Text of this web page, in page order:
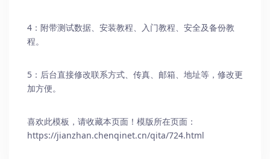
4：附带测试数据、安装教程、入门教程、安全及备份教
程。
5：后台直接修改联系方式、传真、邮箱、地址等，修改更
加方便。
喜欢此模板，请收藏本页面！模版所在页面：
https://jianzhan.chenqinet.cn/qita/724.html